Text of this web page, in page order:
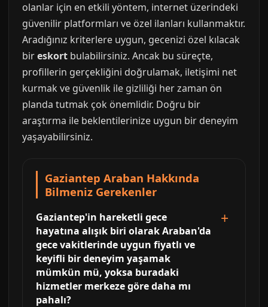
olanlar için en etkili yöntem, internet üzerindeki
güvenilir platformları ve özel ilanları kullanmaktır.
Aradığınız kriterlere uygun, gecenizi özel kılacak
bireskort bulabilirsiniz. Ancak bu süreçte,
profillerin gerçekliğini doğrulamak, iletişimi net
kurmak ve güvenlik ile gizliliği her zaman ön
planda tutmak çok önemlidir. Doğru bir
araştırma ile beklentilerinize uygun bir deneyim
yaşayabilirsiniz.
Gaziantep Araban Hakkında
Bilmeniz Gerekenler
Gaziantep'in hareketli gece
hayatına alışık biri olarak Araban'da
gece vakitlerinde uygun fiyatlı ve
keyifli bir deneyim yaşamak
mümkün mü, yoksa buradaki
hizmetler merkeze göre daha mı
pahalı?